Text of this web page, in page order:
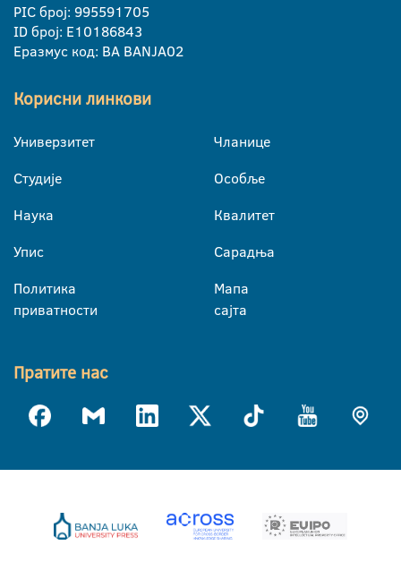
PIC број: 995591705
ID број: E10186843
Еразмус код: BA BANJA02
Корисни линкови
Универзитет
Студије
Наука
Упис
Политика
приватности
Чланице
Особље
Квалитет
Сарадња
Мапа
сајта
Пратите нас